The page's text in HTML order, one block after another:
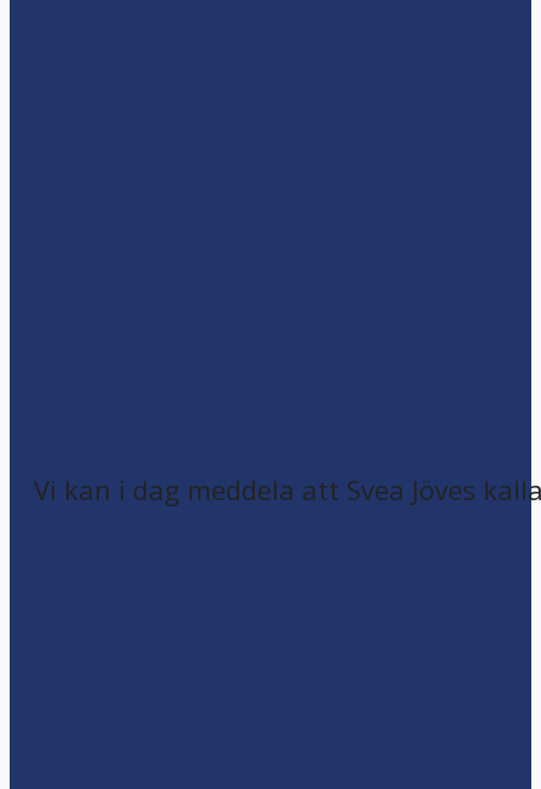
Vi kan i dag meddela att Svea Jöves